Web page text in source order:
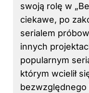
swoją rolę w
ciekawe, po
serialem
innych
popularnym
którym wcielił
bezwzględnego